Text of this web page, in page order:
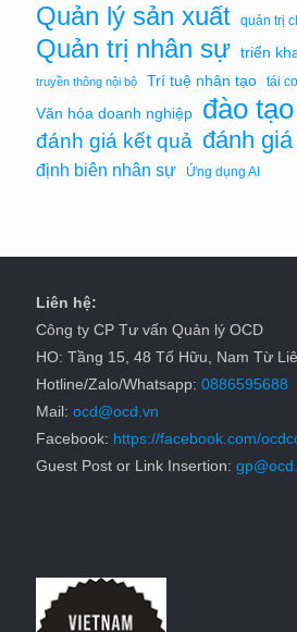
Quản lý sản xuất quản trị
Quản trị nhân sự triển
truyền thông nội bộ Trí tuệ nhân tạo tái
Văn hóa doanh nghiệp đào
đánh giá kết quả đánh
định biên nhân sự Ứng dụng AI
Liên hệ:
Công ty CP Tư vấn Quản lý OCD
HO: Tầng 15, 48 Tố Hữu, Nam Từ
Hotline/Zalo/Whatsapp: 0886595688
Mail: ocd@ocd.vn
Facebook: https://facebook.com/
Guest Post or Link Insertion: